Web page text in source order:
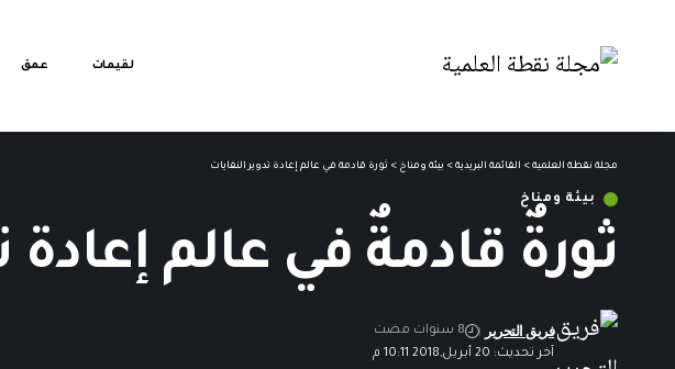
لقيمات عمق
مجلة نقطة العلمية > القائمة البريدية > بيئة ومناخ > ثورةٌ قادمةٌ في عالم إعادة تدوير النفايات
بيئة ومناخ
ثورةٌ قادمةٌ في عالم إعادة
آخر تحديث: 20 أبريل,2018 10:11 م
فريق التحرير 8 سنوات مضت